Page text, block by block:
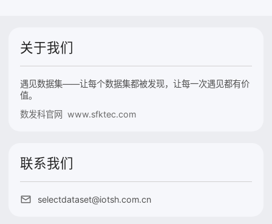
关于我们
遇见数据集——让每个数据集都被发现，让每一次遇见都有价
值。
数发科官网 www.sfktec.com
联系我们
selectdataset@iotsh.com.cn